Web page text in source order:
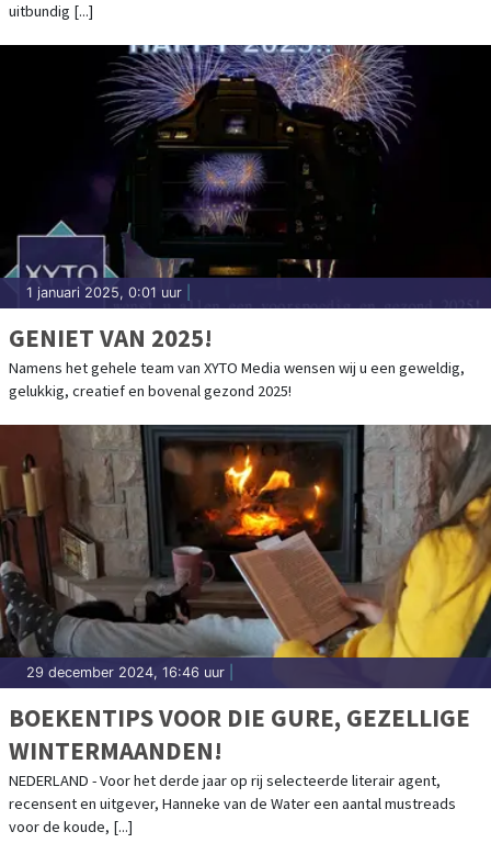
uitbundig [...]
1 januari 2025, 0:01 uur
GENIET VAN 2025!
Namens het gehele team van XYTO Media wensen wij u een geweldig,
gelukkig, creatief en bovenal gezond 2025!
29 december 2024, 16:46 uur
BOEKENTIPS VOOR DIE GURE, GEZELLIGE
WINTERMAANDEN!
NEDERLAND - Voor het derde jaar op rij selecteerde literair agent,
recensent en uitgever, Hanneke van de Water een aantal mustreads
voor de koude, [...]